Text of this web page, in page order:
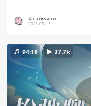
Chimekuma
2026-05-13
94:18 37.7k